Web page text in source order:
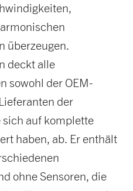
überzeugen.
deckt alle
sowohl der OEM-
der
auf komplette
haben, ab. Er enthält
ohne Sensoren, die